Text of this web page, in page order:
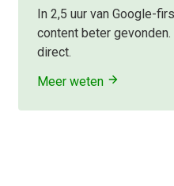
In 2,5 uur van Google-
content beter
direct.
Meer weten